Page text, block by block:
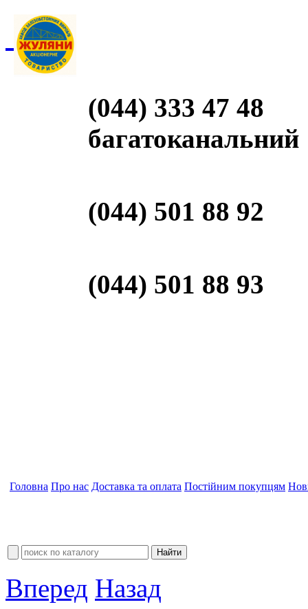
(044) 333 47 48
багатоканальний
(044) 501 88 92
(044) 501 88 93
Головна Про нас Доставка та оплата Постійним покупцям
Вперед Назад